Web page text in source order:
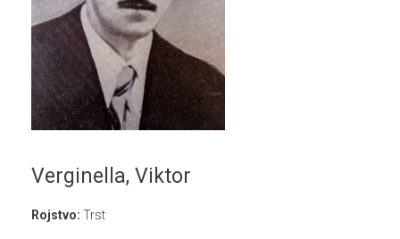
Verginella, Viktor
Rojstvo: Trst